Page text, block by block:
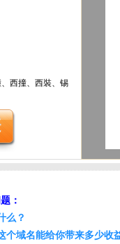
西撞、西裝、锡
：
么？
个域名能给你带来多少收